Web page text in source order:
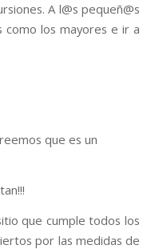
A l@s pequeñ@s
como los mayores e ir a
que es un
que cumple todos los
por las medidas de